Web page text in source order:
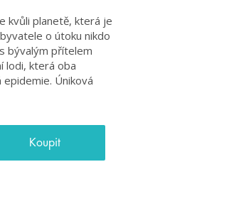
kvůli planetě, která je
o útoku nikdo
bývalým přítelem
lodi, která oba
Úniková
Koupit